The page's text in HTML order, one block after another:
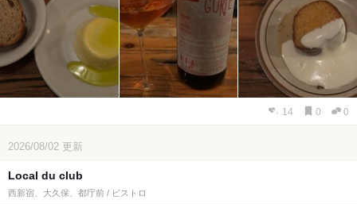
14 0 0
2026/08/02 更新
Local du club
西新宿、大久保、都庁前 / ビストロ